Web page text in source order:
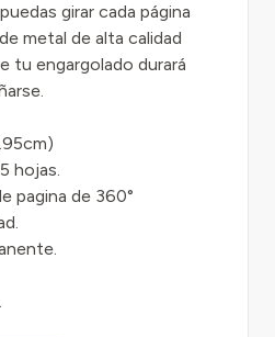
girar cada página
metal de alta calidad
tu engargolado durará
hojas.
pagina de 360°